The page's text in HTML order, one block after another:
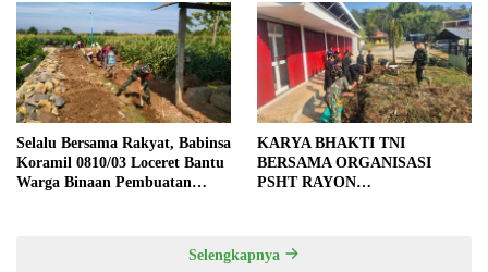
Selalu Bersama Rakyat, Babinsa
Koramil 0810/03 Loceret Bantu
Warga Binaan Pembuatan
KARYA BHAKTI TNI
BERSAMA ORGANISASI
PSHT RAYON
KEMANUNGGALAN TNI-
Selengkapnya